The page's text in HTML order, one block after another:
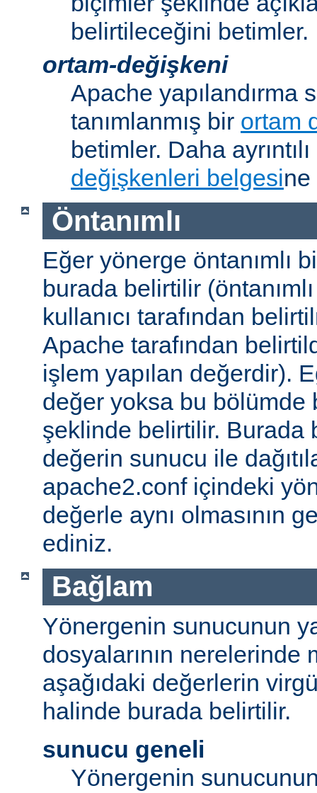
belirtileceğini betimler.
ortam-değişkeni
Apache yapılandırma
tanımlanmış bir ortam
betimler. Daha
değişkenleri belgesine
Öntanımlı
Eğer yönerge öntanımlı
burada belirtilir
kullanıcı tarafından
Apache tarafından
işlem yapılan değerdir).
değer yoksa bu bölümde
şeklinde belirtilir. Burada
değerin sunucu ile
apache2.conf içindeki
değerle aynı olmasının
ediniz.
Bağlam
Yönergenin sunucunun
dosyalarının
aşağıdaki değerlerin
halinde burada belirtilir.
sunucu geneli
Yönergenin